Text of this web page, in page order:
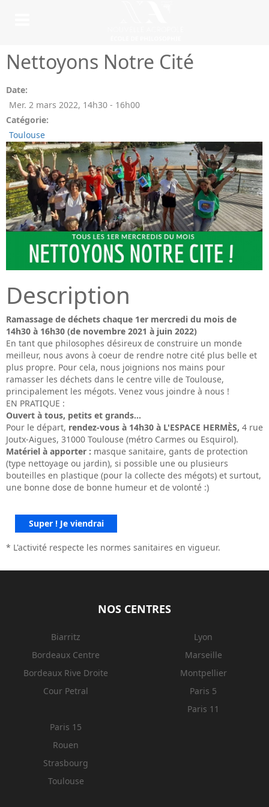
Nettoyons Notre Cité
Date:
Mer. 2 mars 2022, 14h30 - 16h00
Catégorie:
Toulouse
Description
Ramassage de déchets chaque 1er mercredi du mois de
14h30 à 16h30 (de novembre 2021 à juin 2022)
En tant que philosophes désireux de construire un monde
meilleur, nous avons à coeur de rendre notre cité plus belle et
plus propre. Pour cela, nous joignions nos mains pour
ramasser les déchets dans le centre ville de Toulouse,
principalement les mégots. Venez vous joindre à nous !
EN PRATIQUE :
Ouvert à tous, petits et grands...
Pour le départ, rendez-vous à 14h30 à L'ESPACE HERMÈS, 4 rue
Joutx-Aigues, 31000 Toulouse (métro Carmes ou Esquirol).
Matériel à apporter : masque sanitaire, gants de protection
(type nettoyage ou jardin), si possible une ou plusieurs
bouteilles en plastique (pour la collecte des mégots) et surtout,
une bonne dose de bonne humeur et de volonté :)
Super ! Je viendrai
* L'activité respecte les normes sanitaires en vigueur.
NOS CENTRES
Biarritz
Bordeaux Centre
Bordeaux Rive Droite
Cour Petral
Lyon
Marseille
Montpellier
Paris 5
Paris 11
Paris 15
Rouen
Strasbourg
Toulouse